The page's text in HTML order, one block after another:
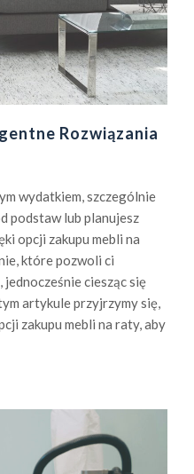
r
z
l
i
e
t
u
r
ę
d
l
a
d
Rozwiązania
wydatkiem, szczególnie
podstaw lub planujesz
opcji zakupu mebli na
które pozwoli ci
jednocześnie ciesząc się
artykule przyjrzymy się,
zakupu mebli na raty, aby